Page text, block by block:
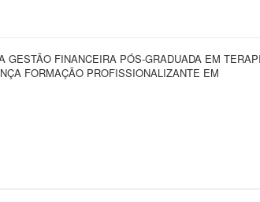
FINANCEIRA PÓS-GRADUADA EM
FORMAÇÃO PROFISSIONALIZANTE EM